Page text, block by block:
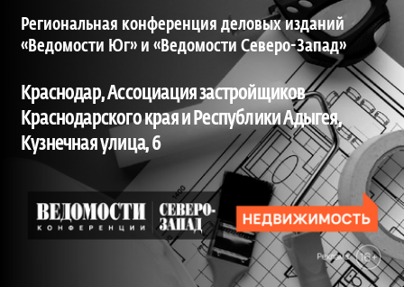
Региональная конференция деловых изданий
«Ведомости Юг» и «Ведомости Северо-Запад»
Краснодар, Ассоциация застройщиков
Краснодарского края и Республики Адыгея,
Кузнечная улица, 6